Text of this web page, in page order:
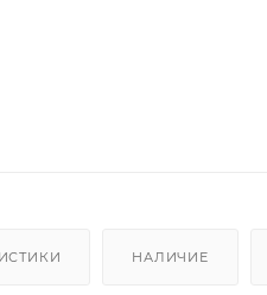
НАЛИЧИЕ